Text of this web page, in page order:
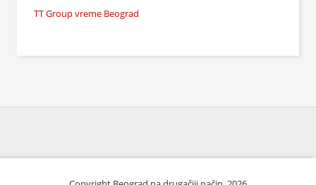
TT Group vreme Beograd